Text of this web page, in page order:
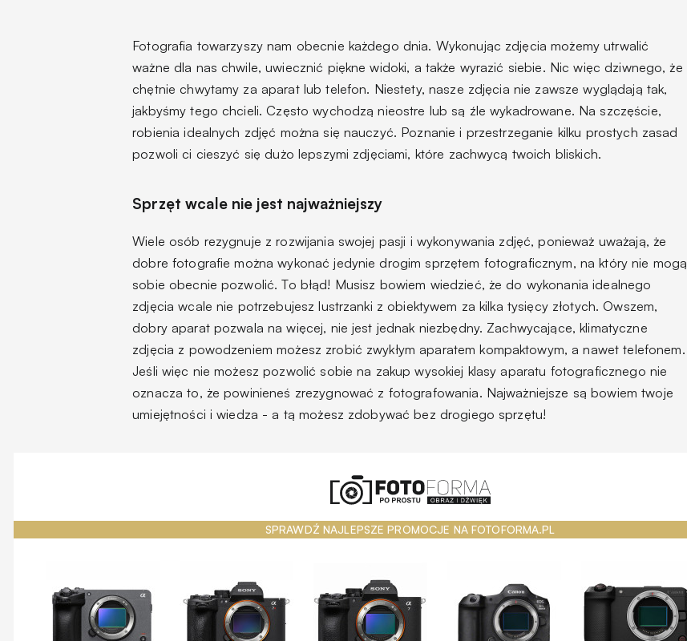
Fotografia towarzyszy nam obecnie każdego dnia. Wykonując zdjęcia możemy utrwalić
ważne dla nas chwile, uwiecznić piękne widoki, a także wyrazić siebie. Nic więc dziwnego, że
chętnie chwytamy za aparat lub telefon. Niestety, nasze zdjęcia nie zawsze wyglądają tak,
jakbyśmy tego chcieli. Często wychodzą nieostre lub są źle wykadrowane. Na szczęście,
robienia idealnych zdjęć można się nauczyć. Poznanie i przestrzeganie kilku prostych zasad
pozwoli ci cieszyć się dużo lepszymi zdjęciami, które zachwycą twoich bliskich.
Sprzęt wcale nie jest najważniejszy
Wiele osób rezygnuje z rozwijania swojej pasji i wykonywania zdjęć, ponieważ uważają, że
dobre fotografie można wykonać jedynie drogim sprzętem fotograficznym, na który nie mogą
sobie obecnie pozwolić. To błąd! Musisz bowiem wiedzieć, że do wykonania idealnego
zdjęcia wcale nie potrzebujesz lustrzanki z obiektywem za kilka tysięcy złotych. Owszem,
dobry aparat pozwala na więcej, nie jest jednak niezbędny. Zachwycające, klimatyczne
zdjęcia z powodzeniem możesz zrobić zwykłym aparatem kompaktowym, a nawet telefonem.
Jeśli więc nie możesz pozwolić sobie na zakup wysokiej klasy aparatu fotograficznego nie
oznacza to, że powinieneś zrezygnować z fotografowania. Najważniejsze są bowiem twoje
umiejętności i wiedza - a tą możesz zdobywać bez drogiego sprzętu!
SPRAWDŹ NAJLEPSZE PROMOCJE NA FOTOFORMA.PL